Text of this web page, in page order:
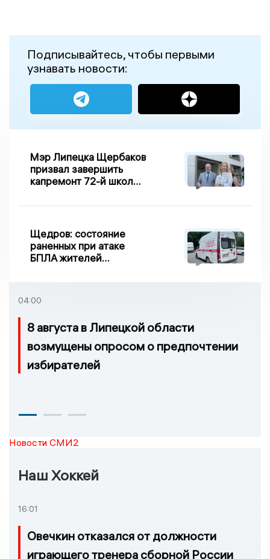
Подписывайтесь, чтобы первыми
узнавать новости:
Мэр Липецка Щербаков
призвал завершить
капремонт 72-й школы
Щедров: состояние
раненных при атаке
БПЛА жителей
04:00
8 августа в Липецкой области
возмущены опросом о предпочтении
избирателей
Новости СМИ2
Наш Хоккей
16:01
Овечкин отказался от должности
играющего тренера сборной России